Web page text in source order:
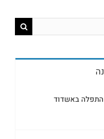
התפלה באשדוד